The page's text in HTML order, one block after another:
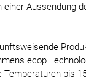
einer Aussendung
ecop
bis